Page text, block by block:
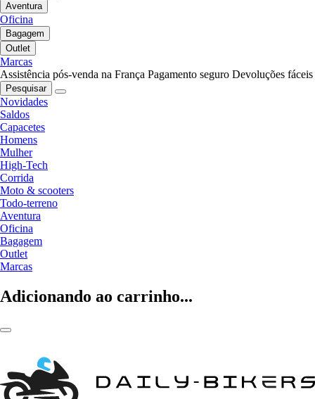
Aventura
Oficina
Bagagem
Outlet
Marcas
Assistência pós-venda na França Pagamento seguro Devoluções fáceis
Pesquisar
Novidades
Saldos
Capacetes
Homens
Mulher
High-Tech
Corrida
Moto & scooters
Todo-terreno
Aventura
Oficina
Bagagem
Outlet
Marcas
Adicionando ao carrinho...